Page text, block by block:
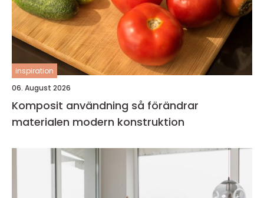
inspiration
06. August 2026
Komposit användning så förändrar
materialen modern konstruktion